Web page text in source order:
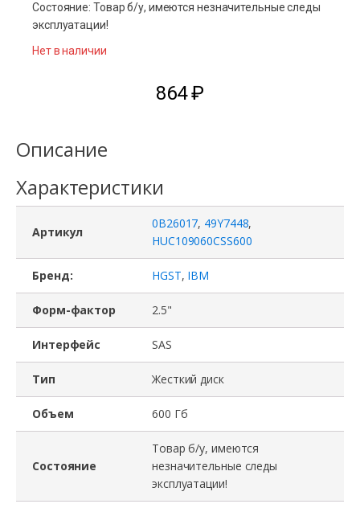
Состояние: Товар б/у, имеются незначительные следы
эксплуатации!
Нет в наличии
864₽
Описание
Характеристики
Артикул
0B26017, 49Y7448,
HUC109060CSS600
Бренд: HGST, IBM
Форм-фактор 2.5"
Интерфейс SAS
Тип Жесткий диск
Объем 600 Гб
Состояние
Товар б/у, имеются
незначительные следы
эксплуатации!